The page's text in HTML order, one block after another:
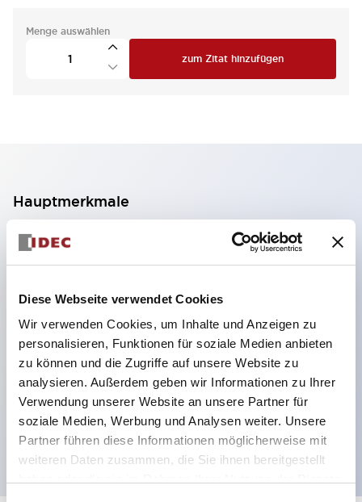
Diese Webseite verwendet Cookies
Wir verwenden Cookies, um Inhalte und Anzeigen zu
personalisieren, Funktionen für soziale Medien anbieten
zu können und die Zugriffe auf unsere Website zu
analysieren. Außerdem geben wir Informationen zu Ihrer
Verwendung unserer Website an unsere Partner für
soziale Medien, Werbung und Analysen weiter. Unsere
Partner führen diese Informationen möglicherweise mit
weiteren Daten zusammen, die Sie ihnen bereitgestellt
Menge auswählen
zum Zitat hinzufügen
Hauptmerkmale
2-Kontakt-Block mit 2 Stufen, ermöglicht eine 4-
Kontakt-Konfiguration (Gewährleistung der
Isolierung zwischen den 2 Kontakten).
59,9 mm (※ 22-stufiger Kontaktblock).
Platzsparendes Design möglich.
Sicherheitsstruktur der 3. Generation: 2-Aktions-
Freisetzung, integrierter Schutz, IP20-
Fingerschutzstruktur